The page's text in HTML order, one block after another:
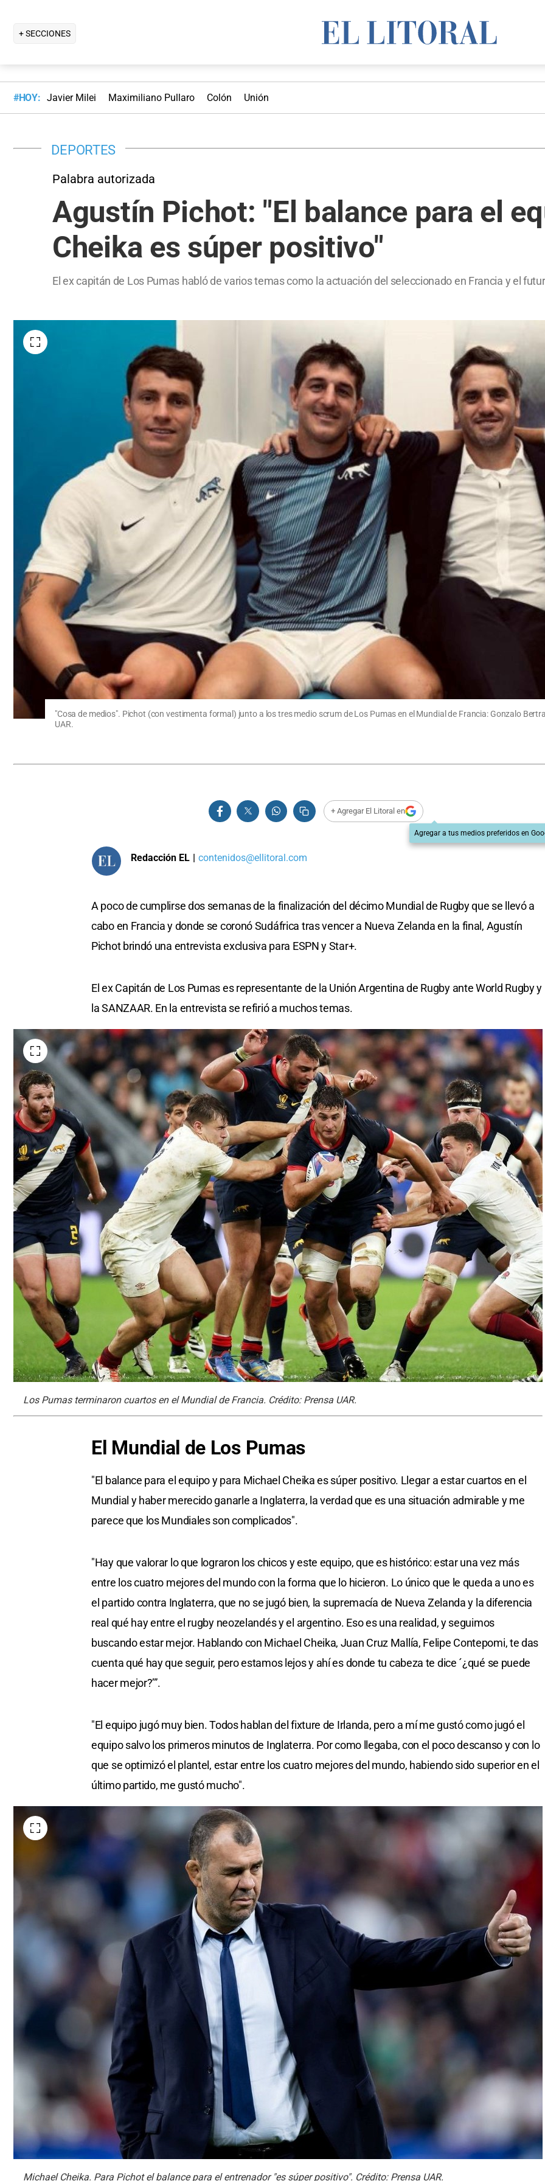
+ SECCIONES
#HOY: Javier Milei Maximiliano Pullaro Colón Unión
DEPORTES
Palabra autorizada
Agustín Pichot: "El balance para el
Cheika es súper positivo"
El ex capitán de Los Pumas habló de varios temas como la actuación del seleccionado en Francia y el
"Cosa de medios". Pichot (con vestimenta formal) junto a los tres medio scrum de Los Pumas en el Mundial de Francia: Gonzalo
UAR.
+ Agregar El Litoral en
Agregar a tus medios preferidos en
Redacción EL | contenidos@ellitoral.com
A poco de cumplirse dos semanas de la finalización del décimo Mundial de Rugby que se llevó a
cabo en Francia y donde se coronó Sudáfrica tras vencer a Nueva Zelanda en la final, Agustín
Pichot brindó una entrevista exclusiva para ESPN y Star+.
El ex Capitán de Los Pumas es representante de la Unión Argentina de Rugby ante World Rugby y
la SANZAAR. En la entrevista se refirió a muchos temas.
Los Pumas terminaron cuartos en el Mundial de Francia. Crédito: Prensa UAR.
El Mundial de Los Pumas
"El balance para el equipo y para Michael Cheika es súper positivo. Llegar a estar cuartos en el
Mundial y haber merecido ganarle a Inglaterra, la verdad que es una situación admirable y me
parece que los Mundiales son complicados".
"Hay que valorar lo que lograron los chicos y este equipo, que es histórico: estar una vez más
entre los cuatro mejores del mundo con la forma que lo hicieron. Lo único que le queda a uno es
el partido contra Inglaterra, que no se jugó bien, la supremacía de Nueva Zelanda y la diferencia
real qué hay entre el rugby neozelandés y el argentino. Eso es una realidad, y seguimos
buscando estar mejor. Hablando con Michael Cheika, Juan Cruz Mallía, Felipe Contepomi, te das
cuenta qué hay que seguir, pero estamos lejos y ahí es donde tu cabeza te dice ´¿qué se puede
hacer mejor?’”.
"El equipo jugó muy bien. Todos hablan del fixture de Irlanda, pero a mí me gustó como jugó el
equipo salvo los primeros minutos de Inglaterra. Por como llegaba, con el poco descanso y con lo
que se optimizó el plantel, estar entre los cuatro mejores del mundo, habiendo sido superior en el
último partido, me gustó mucho".
Michael Cheika. Para Pichot el balance para el entrenador "es súper positivo". Crédito: Prensa UAR.